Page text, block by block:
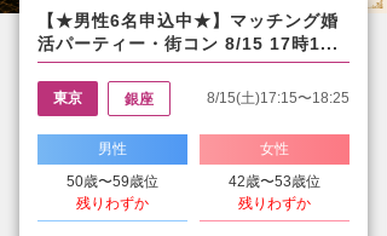
【★男性6名申込中★】マッチング婚
活パーティー・街コン 8/15 17時1...
東京 銀座 8/15(土)17:15〜18:25
男性
50歳〜59歳位
残りわずか
女性
42歳〜53歳位
残りわずか